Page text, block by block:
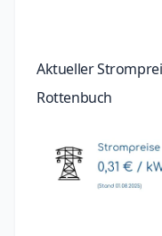
Aktueller
Rottenbuch